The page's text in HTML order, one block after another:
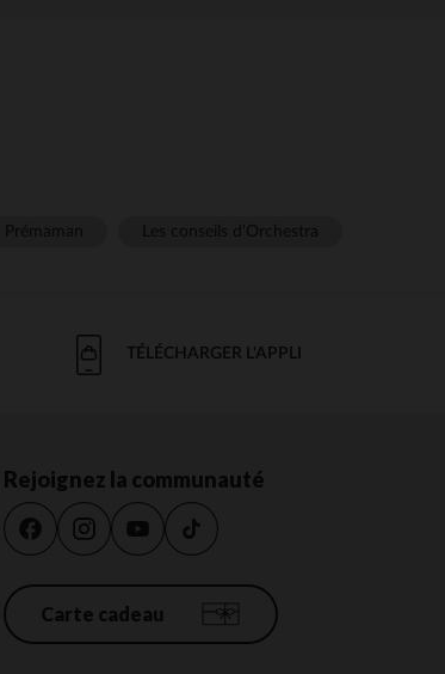
TÉLÉCHARGER L'APPLI
Rejoignez la communauté
Carte cadeau